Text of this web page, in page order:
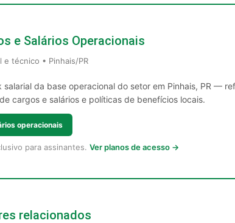
e Salários Operacionais
e técnico • Pinhais/PR
salarial da base operacional do setor em Pinhais, PR —
cargos e salários e políticas de benefícios locais.
operacionais
para assinantes. Ver planos de acesso →
relacionados